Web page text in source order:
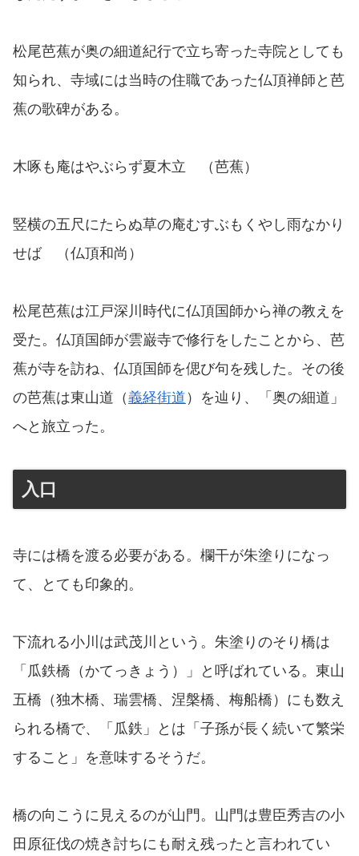
松尾芭蕉が奥の細道紀行で立ち寄った寺院としても
知られ、寺域には当時の住職であった仏頂禅師と芭
蕉の歌碑がある。
木啄も庵はやぶらず夏木立 （芭蕉）
竪横の五尺にたらぬ草の庵むすぶもくやし雨なかり
せば （仏頂和尚）
松尾芭蕉は江戸深川時代に仏頂国師から禅の教えを
受た。仏頂国師が雲巌寺で修行をしたことから、芭
蕉が寺を訪ね、仏頂国師を偲び句を残した。その後
の芭蕉は東山道（義経街道 ）を辿り、「奥の細道」
へと旅立った。
入口
寺には橋を渡る必要がある。欄干が朱塗りになっ
て、とても印象的。
下流れる小川は武茂川という。朱塗りのそり橋は
「瓜鉄橋（かてっきょう）」と呼ばれている。東山
五橋（独木橋、瑞雲橋、涅槃橋、梅船橋）にも数え
られる橋で、「瓜鉄」とは「子孫が長く続いて繁栄
すること」を意味するそうだ。
橋の向こうに見えるのが山門。山門は豊臣秀吉の小
田原征伐の焼き討ちにも耐え残ったと言われてい